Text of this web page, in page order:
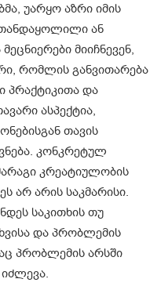
უარყო აზრი იმის
ან
მიიჩნევენ,
რომლის განვითარება
და
ასპექტია,
თავის
კონკრეტულ
კრეატიულობის
არ არის საკმარისი.
საკითხის თუ
და პრობლემის
პრობლემის არსში